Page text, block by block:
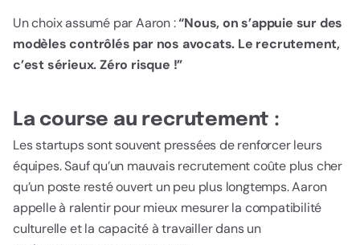
Un choix assumé par Aaron :“Nous, on s’appuie sur des
modèles contrôlés par nos avocats. Le recrutement,
c’est sérieux. Zéro risque !”
La course au recrutement :
Les startups sont souvent pressées de renforcer leurs
équipes. Sauf qu’un mauvais recrutement coûte plus cher
qu’un poste resté ouvert un peu plus longtemps. Aaron
appelle à ralentir pour mieux mesurer la compatibilité
culturelle et la capacité à travailler dans un